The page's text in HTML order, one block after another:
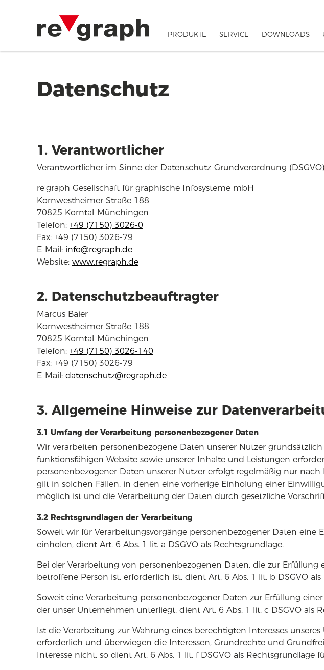
PRODUKTE SERVICE DOWNLOADS
Zubehör und Hinweisaufkleber
Datenschutz
1. Verantwortlicher
Verantwortlicher im Sinne der Datenschutz-Grundverordnung
re'graph Gesellschaft für graphische Infosysteme mbH
Kornwestheimer Straße 188
70825 Korntal-Münchingen
Telefon: +49 (7150) 3026-0
Fax: +49 (7150) 3026-79
E-Mail: info@regraph.de
Website: www.regraph.de
2. Datenschutzbeauftragter
Marcus Baier
Kornwestheimer Straße 188
70825 Korntal-Münchingen
Telefon: +49 (7150) 3026-140
Fax: +49 (7150) 3026-79
E-Mail: datenschutz@regraph.de
3. Allgemeine Hinweise zur
3.1 Umfang der Verarbeitung personenbezogener Daten
Wir verarbeiten personenbezogene Daten unserer Nutzer
funktionsfähigen Website sowie unserer Inhalte und Leistungen
personenbezogener Daten unserer Nutzer erfolgt regelmäßig nur
gilt in solchen Fällen, in denen eine vorherige Einholung einer
möglich ist und die Verarbeitung der Daten durch gesetzliche
3.2 Rechtsgrundlagen der Verarbeitung
Soweit wir für Verarbeitungsvorgänge personenbezogener Daten eine
einholen, dient Art. 6 Abs. 1 lit. a DSGVO als Rechtsgrundlage.
Bei der Verarbeitung von personenbezogenen Daten, die zur Erfüllung
betroffene Person ist, erforderlich ist, dient Art. 6 Abs. 1 lit. b DSGVO
Soweit eine Verarbeitung personenbezogener Daten zur Erfüllung
der unser Unternehmen unterliegt, dient Art. 6 Abs. 1 lit. c DSGVO als
Ist die Verarbeitung zur Wahrung eines berechtigten Interesses
erforderlich und überwiegen die Interessen, Grundrechte und
Interesse nicht, so dient Art. 6 Abs. 1 lit. f DSGVO als Rechtsgrundlage